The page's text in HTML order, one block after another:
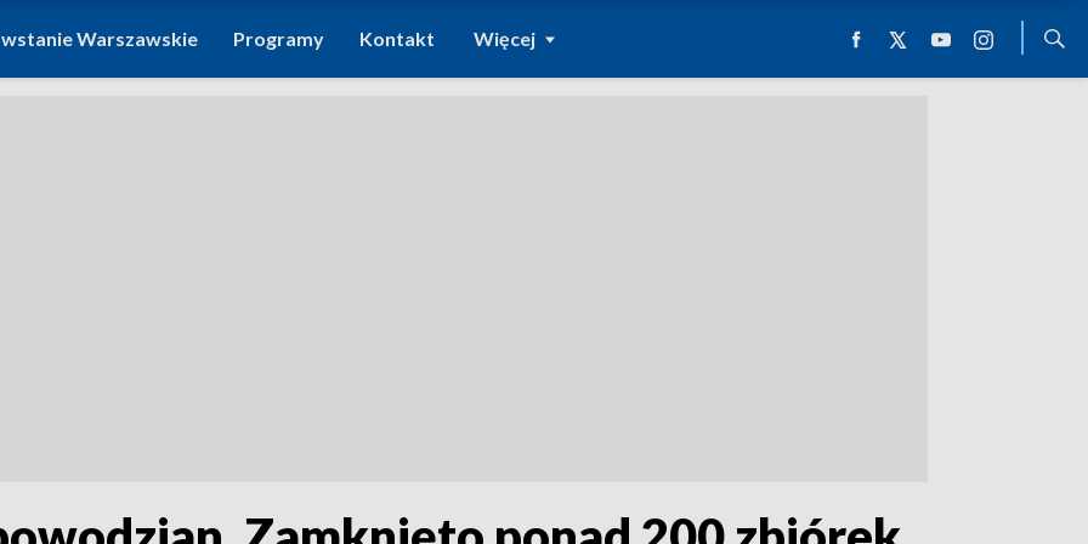
Warszawskie Programy Kontakt Więcej